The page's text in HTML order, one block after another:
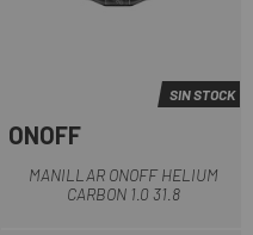
SIN STOCK
ONOFF
MANILLAR ONOFF HELIUM
CARBON 1.0 31.8